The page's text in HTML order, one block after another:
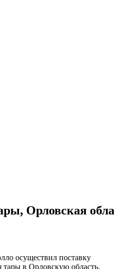
Орловская
осуществил поставку
тары в Орловскую область.